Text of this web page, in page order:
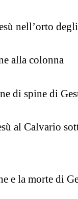
nell’orto
alla colonna
di spine di
al Calvario
e la morte di